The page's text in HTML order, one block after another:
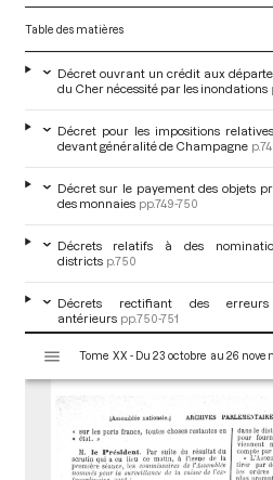
Table des matières
Décret ouvrant un crédit aux
du Cher nécessité par les inondations
Décret pour les impositions
devant généralité de Champagne
Décret sur le payement des objets
des monnaies pp.749-750
Décrets relatifs à des
districts p.750
Décrets rectifiant des
antérieurs pp.750-751
Adoption des articles sur les droits
Lecture par M. Moreau de Saint-
aux affaires de Saint-Domingue p.753
Décrets portant aliénation de
s
Tome XX - Du 23 octobre au 26